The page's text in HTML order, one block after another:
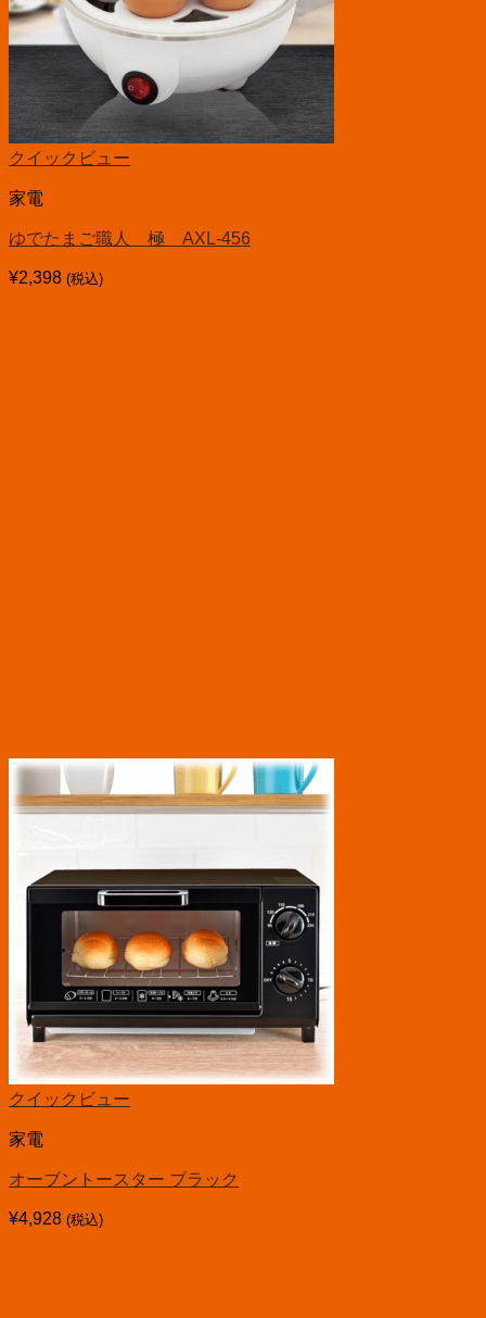
クイックビュー
家電
ゆでたまご職人 極 AXL-456
¥2,398 (税込)
クイックビュー
家電
オーブントースター ブラック
¥4,928 (税込)